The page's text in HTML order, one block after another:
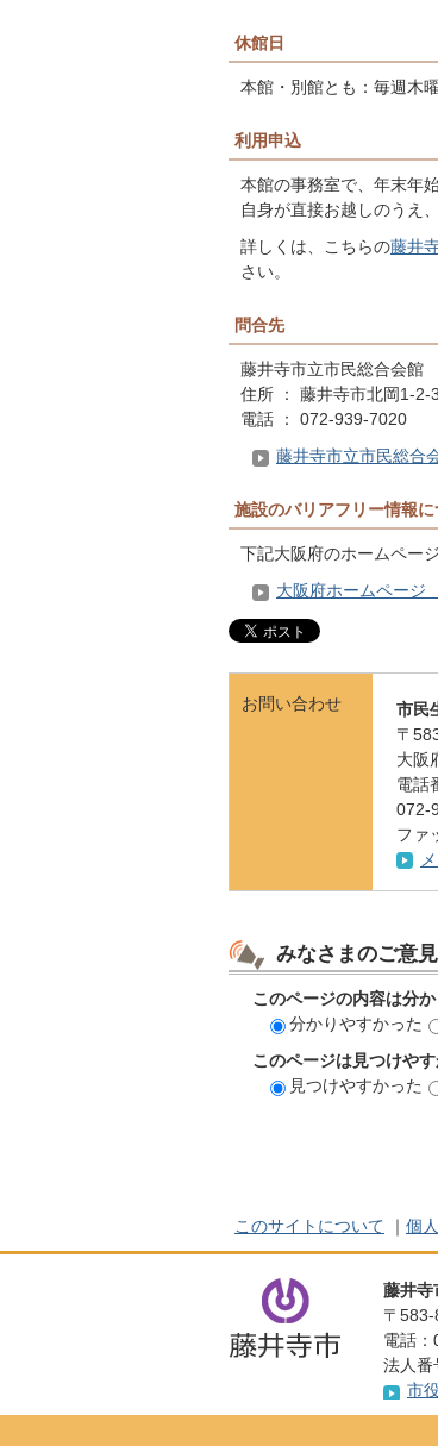
休館日
本館・別館とも：毎週木
利用申込
本館の事務室で、年末年
自身が直接お越しのうえ
詳しくは、こちらの藤井
さい。
問合先
藤井寺市立市民総合会館
住所 ： 藤井寺市北岡1-2-3
電話 ： 072-939-7020
藤井寺市立市民総合
施設のバリアフリー情報に
下記大阪府のホームペー
大阪府ホームペー
お問い合わせ
市民
〒
大阪
電話
072-
ファ
みなさまのご意
このページの内容は分か
分かりやすかった
このページは見つけやす
見つけやすかった
このサイトについて ｜ 個
藤井寺
〒
電話
法人
市